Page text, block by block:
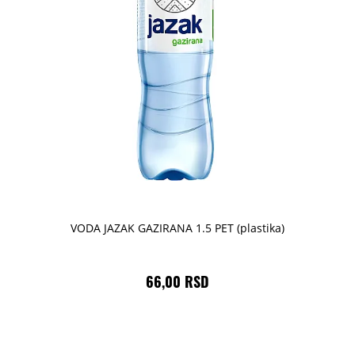
VODA JAZAK GAZIRANA 1.5 PET (plastika)
66,00 RSD